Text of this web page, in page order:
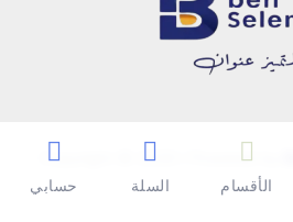
Copyright © 2026 | Powered by
الأقسام السلة حسابي